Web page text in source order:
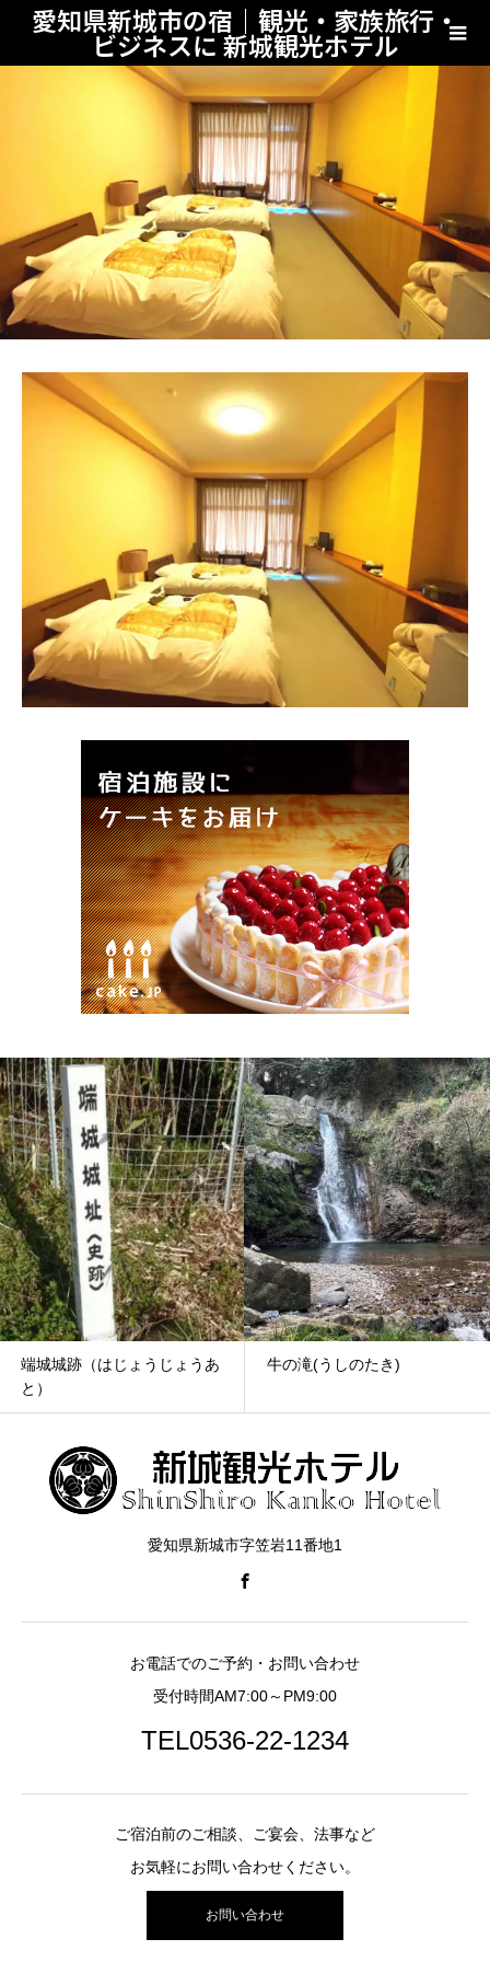
愛知県新城市の宿｜観光・家族旅行・
ビジネスに 新城観光ホテル
牛の滝(うしのたき)
道の駅「もっくる新城」(み
愛知県新城市字笠岩11番地1
お電話でのご予約・お問い合わせ
受付時間AM7:00～PM9:00
TEL0536-22-1234
ご宿泊前のご相談、ご宴会、法事など
お気軽にお問い合わせください。
お問い合わせ